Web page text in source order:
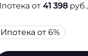
от 41 398
Ипотека от 6%